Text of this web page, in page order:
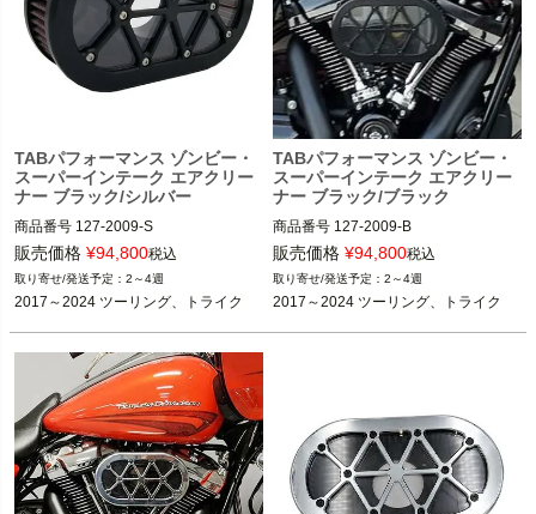
TABパフォーマンス ゾンビー・
スーパーインテーク エアクリー
ナー ブラック/シルバー
商品番号 127-2009-S
2017～2024 ツーリング、トライク
※2023～2024 FLHXSE、FLTRXSE、
2024 FLHX、FLTRX、FLTRXSTSEは
不可
TAB Performance（TABパフォーマン
ス）
販売価格 ¥94,800税込
2～4週
2017～2024 ツーリング、トライク
TABパフォーマンス ゾンビー・
スーパーインテーク エアクリー
ナー ブラック/ブラック
商品番号 127-2009-B
2017～2024 ツーリング、トライク
※2023～2024 FLHXSE、FLTRXSE、
2024 FLHX、FLTRX、FLTRXSTSEは
不可
販売価格 ¥94,800税込
2～4週
2017～2024 ツーリング、トライク